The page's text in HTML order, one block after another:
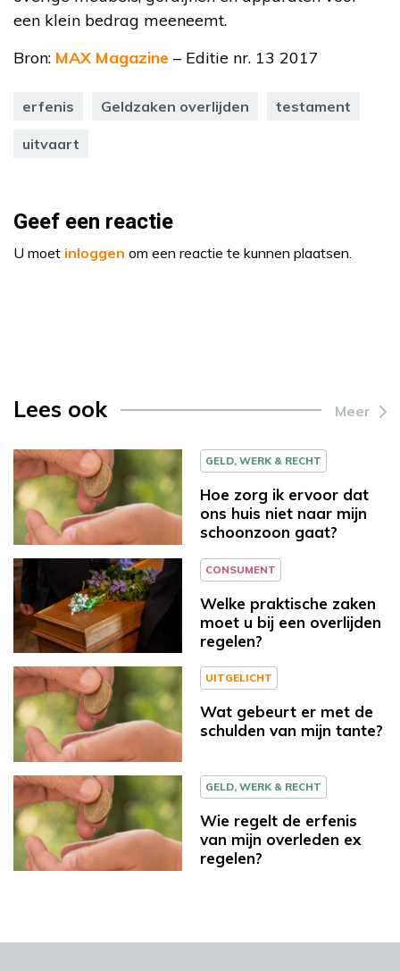
een klein bedrag meeneemt.
Bron: MAX Magazine – Editie nr. 13 2017
erfenis Geldzaken overlijden testament
uitvaart
Geef een reactie
U moet inloggen om een reactie te kunnen plaatsen.
Lees ook Meer
GELD, WERK & RECHT
Hoe zorg ik ervoor dat
ons huis niet naar mijn
schoonzoon gaat?
CONSUMENT
Welke praktische zaken
moet u bij een overlijden
regelen?
UITGELICHT
Wat gebeurt er met de
schulden van mijn tante?
GELD, WERK & RECHT
Wie regelt de erfenis
van mijn overleden ex
regelen?